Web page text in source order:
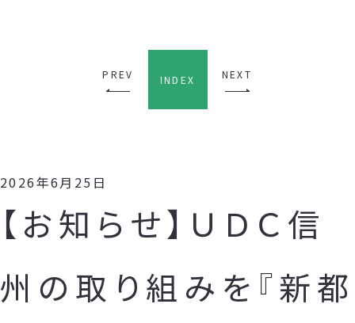
PREV INDEX NEXT
2026年6月25日
【お知らせ】ＵＤＣ信
州の取り組みを『新都